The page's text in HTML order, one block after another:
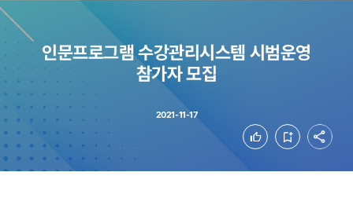
인문프로그램 수강관리시스템 시범운영
참가자 모집
2021-11-17
좋아요 북마크